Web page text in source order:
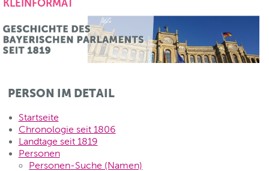
KLEINFORMAT
PERSON IM DETAIL
Startseite
Chronologie seit 1806
Landtage seit 1819
Personen
Personen-Suche (Namen)